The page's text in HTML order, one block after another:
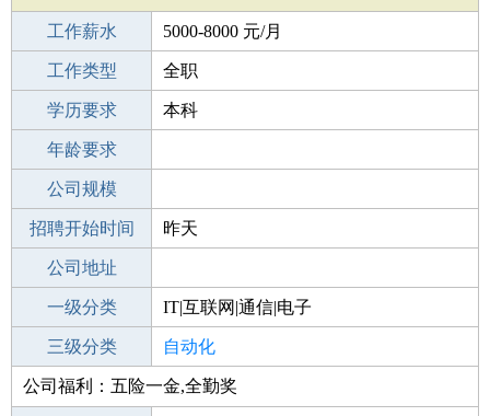
工作薪水 5000-8000 元/月
招聘人数 1人
工作类型 全职
性别要求 -
学历要求 本科
工作经验
年龄要求
工作地点
公司规模
公司电话
招聘开始时间 昨天
招聘结束时间
公司地址
一级分类 IT|互联网|通信|电子
二级分类 电子/电气
三级分类 自动化
其他行业
公司福利：五险一金,全勤奖